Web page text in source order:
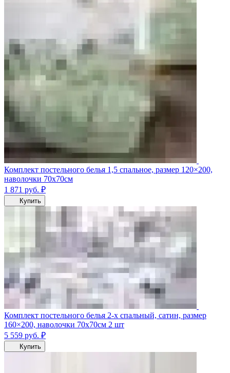
Комплект постельного белья 1,5 спальное, размер 120×200,
наволочки 70х70см
1 871 руб. ₽
Купить
Комплект постельного белья 2-х спальный, сатин, размер
160×200, наволочки 70х70см 2 шт
5 559 руб. ₽
Купить